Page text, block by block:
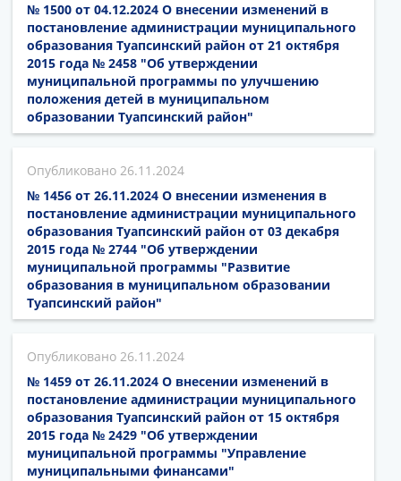
№ 1500 от 04.12.2024 О внесении изменений в
постановление администрации муниципального
образования Туапсинский район от 21 октября
2015 года № 2458 "Об утверждении
муниципальной программы по улучшению
положения детей в муниципальном
образовании Туапсинский район"
26.11.2024
№ 1456 от 26.11.2024 О внесении изменения в
постановление администрации муниципального
образования Туапсинский район от 03 декабря
2015 года № 2744 "Об утверждении
муниципальной программы "Развитие
образования в муниципальном образовании
Туапсинский район"
26.11.2024
№ 1459 от 26.11.2024 О внесении изменений в
постановление администрации муниципального
образования Туапсинский район от 15 октября
2015 года № 2429 "Об утверждении
муниципальной программы "Управление
муниципальными финансами"